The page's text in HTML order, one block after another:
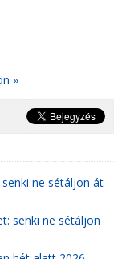
»
ne sétáljon át
senki ne sétáljon